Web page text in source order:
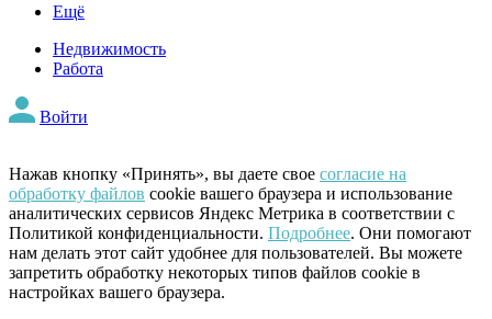
Ещё
Недвижимость
Работа
Войти
Нажав кнопку «Принять», вы даете свое согласие на
обработку файлов cookie вашего браузера и использование
аналитических сервисов Яндекс Метрика в соответствии с
Политикой конфиденциальности. Подробнее. Они помогают
нам делать этот сайт удобнее для пользователей. Вы можете
запретить обработку некоторых типов файлов cookie в
настройках вашего браузера.